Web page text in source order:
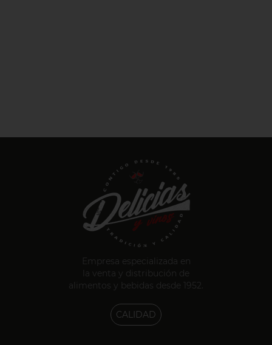
Empresa especializada en
la venta y distribución de
alimentos y bebidas desde 1952.
CALIDAD